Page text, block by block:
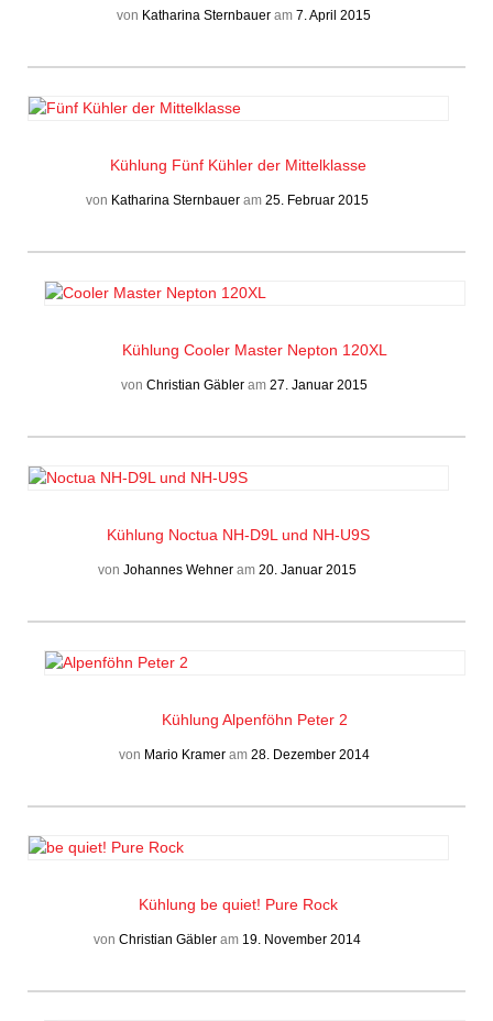
von Katharina Sternbauer am 7. April 2015
Kühlung Fünf Kühler der Mittelklasse
von Katharina Sternbauer am 25. Februar 2015
Kühlung Cooler Master Nepton 120XL
von Christian Gäbleram 27. Januar 2015
Kühlung Noctua NH-D9L und NH-U9S
von Johannes Wehner am 20. Januar 2015
Kühlung Alpenföhn Peter 2
von Mario Krameram 28. Dezember 2014
Kühlung be quiet! Pure Rock
von Christian Gäbler am 19. November 2014